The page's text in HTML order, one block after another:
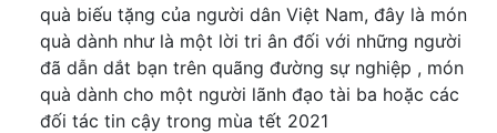
quà biếu tặng của người dân Việt Nam, đây là món
quà dành như là một lời tri ân đối với những người
đã dẫn dắt bạn trên quãng đường sự nghiệp , món
quà dành cho một người lãnh đạo tài ba hoặc các
đối tác tin cậy trong mùa tết 2021